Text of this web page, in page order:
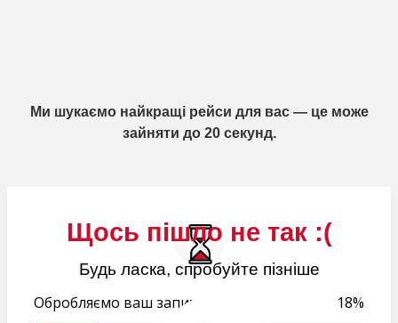
Щось пішло не так :(
Будь ласка, спробуйте пізніше
Ми шукаємо найкращі рейси для вас — це може
зайняти до 20 секунд.
Обробляємо ваш запит.. 18%